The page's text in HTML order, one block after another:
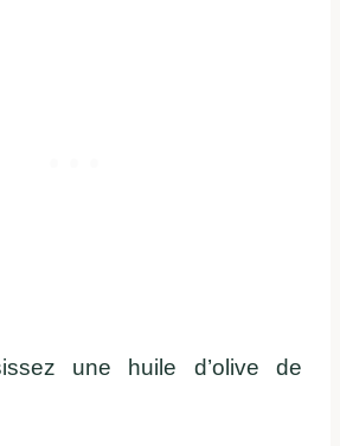
une huile d’olive de